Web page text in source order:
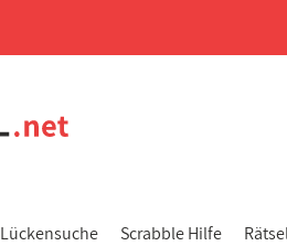
Lückensuche Scrabble Hilfe